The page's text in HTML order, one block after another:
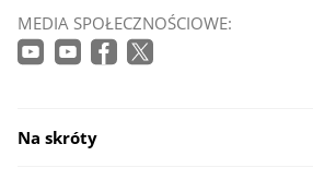
MEDIA SPOŁECZNOŚCIOWE:
Na skróty